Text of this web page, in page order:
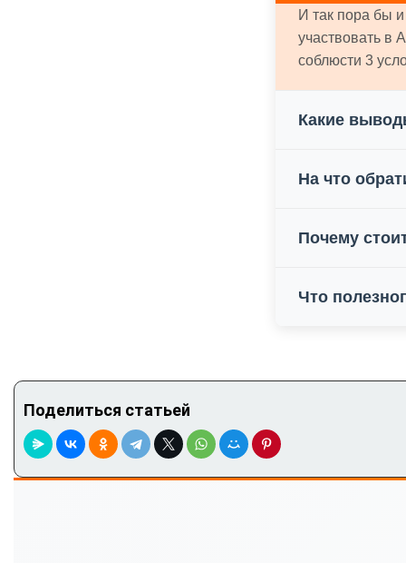
И так пора бы
участвовать в
соблюсти 3
Какие
На что
Почему
Что
Поделиться статьей